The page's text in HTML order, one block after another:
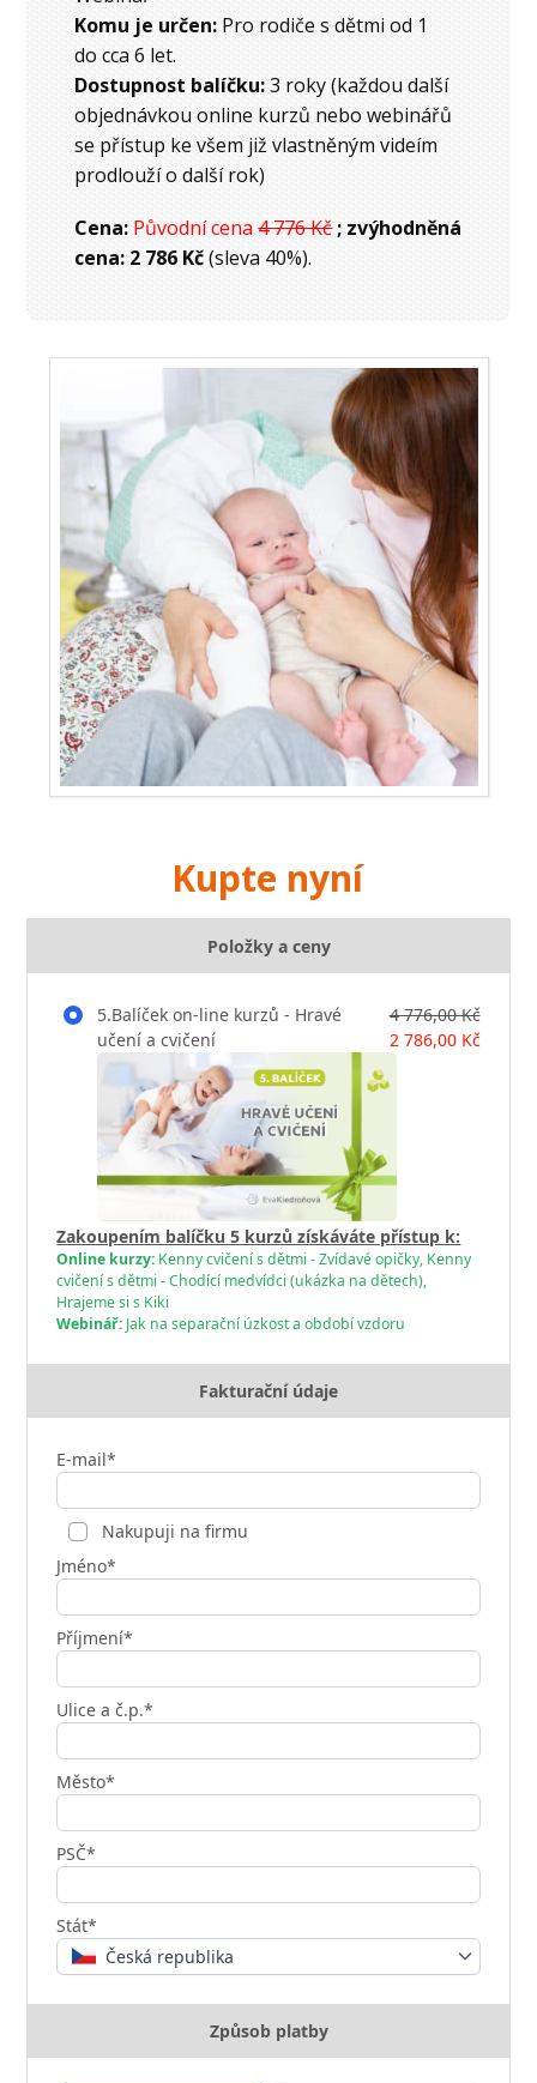
Komu je určen: Pro rodiče s dětmi od 1
do cca 6 let.
Dostupnost balíčku:3 roky (každou další
objednávkou online kurzů nebo webinářů
se přístup ke všem již vlastněným videím
prodlouží o další rok)
Cena: Původní cena4 776 Kč ; zvýhodněná
cena: 2 786 Kč(sleva 40%).
Kupte nyní
Položky a ceny
5.Balíček on-line kurzů - Hravé
učení a cvičení
4 776,00 Kč
2 786,00 Kč
Zakoupením balíčku 5 kurzů získáváte přístup k:
Online kurzy: Kenny cvičení s dětmi - Zvídavé opičky, Kenny
cvičení s dětmi - Chodící medvídci (ukázka na dětech),
Hrajeme si s Kiki
Webinář: Jak na separační úzkost a období vzdoru
Fakturační údaje
E-mail*
Nakupuji na firmu
Jméno*
Příjmení*
Ulice a č.p.*
Město*
PSČ*
Stát*
Česká republika
Způsob platby